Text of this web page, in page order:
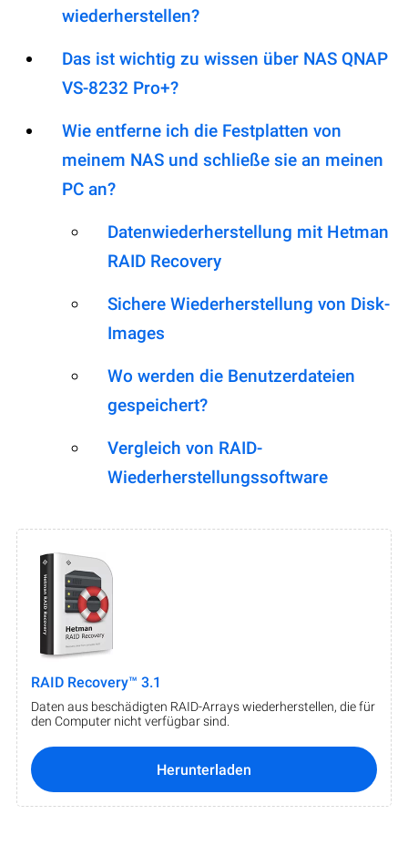
wiederherstellen?
Das ist wichtig zu wissen über NAS QNAP
VS-8232 Pro+?
Wie entferne ich die Festplatten von
meinem NAS und schließe sie an meinen
PC an?
Datenwiederherstellung mit Hetman
RAID Recovery
Sichere Wiederherstellung von Disk-
Images
Wo werden die Benutzerdateien
gespeichert?
Vergleich von RAID-
Wiederherstellungssoftware
RAID Recovery™ 3.1
Daten aus beschädigten RAID-Arrays wiederherstellen, die für
den Computer nicht verfügbar sind.
Herunterladen